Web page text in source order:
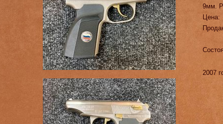
9мм.
Цена:
2007